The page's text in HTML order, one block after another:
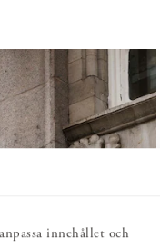
innehållet och